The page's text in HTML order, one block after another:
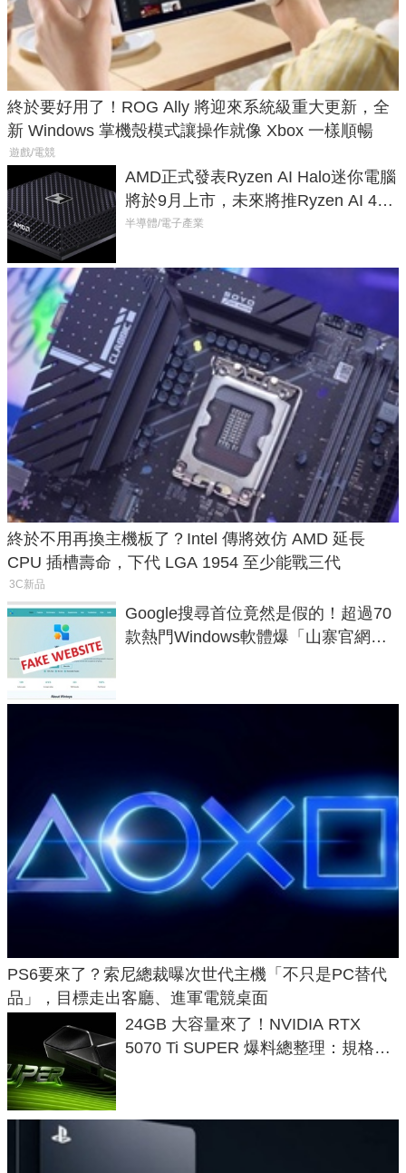
終於要好用了！ROG Ally 將迎來系統級重大更新，全
新 Windows 掌機殼模式讓操作就像 Xbox 一樣順暢
遊戲/電競
AMD正式發表Ryzen AI Halo迷你電腦
將於9月上市，未來將推Ryzen AI 400
Max系列處理器與對應升級版
半導體/電子產業
終於不用再換主機板了？Intel 傳將效仿 AMD 延長
CPU 插槽壽命，下代 LGA 1954 至少能戰三代
3C新品
Google搜尋首位竟然是假的！超過70
款熱門Windows軟體爆「山寨官網」
PS6要來了？索尼總裁曝次世代主機「不只是PC替代
品」，目標走出客廳、進軍電競桌面
24GB 大容量來了！NVIDIA RTX
5070 Ti SUPER 爆料總整理：規格、